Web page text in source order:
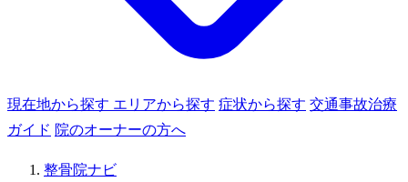
現在地から探す エリアから探す 症状から探す 交通事故治療
ガイド 院のオーナーの方へ
整骨院ナビ